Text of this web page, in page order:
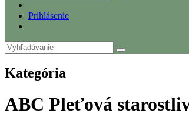
Prihlásenie
Kategória
ABC Pleťová